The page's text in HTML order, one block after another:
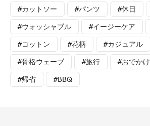
#カットソー #パンツ #休日
#ウォッシャブル #イージーケア
#コットン #花柄 #カジュアル
#骨格ウェーブ #旅行 #おでかけ
#帰省 #BBQ